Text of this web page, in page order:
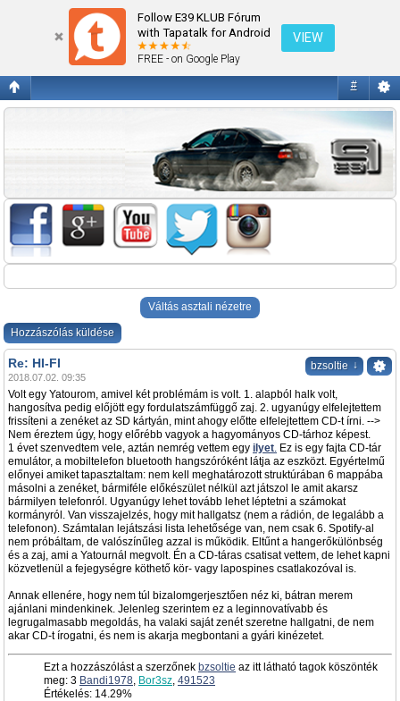
Follow E39 KLUB Fórum
with Tapatalk for Android
FREE - on Google Play
VIEW
#
Váltás asztali nézetre
Hozzászólás küldése
bzsoltie ↓
Re: HI-FI
2018.07.02. 09:35
Volt egy Yatourom, amivel két problémám is volt. 1. alapból halk volt,
hangosítva pedig előjött egy fordulatszámfüggő zaj. 2. ugyanúgy elfelejtettem
frissíteni a zenéket az SD kártyán, mint ahogy előtte elfelejtettem CD-t írni. -->
Nem éreztem úgy, hogy előrébb vagyok a hagyományos CD-tárhoz képest.
1 évet szenvedtem vele, aztán nemrég vettem egy ilyet. Ez is egy fajta CD-tár
emulátor, a mobiltelefon bluetooth hangszóróként látja az eszközt. Egyértelmű
előnyei amiket tapasztaltam: nem kell meghatározott struktúrában 6 mappába
másolni a zenéket, bármiféle előkészület nélkül azt játszol le amit akarsz
bármilyen telefonról. Ugyanúgy lehet tovább lehet léptetni a számokat
kormányról. Van visszajelzés, hogy mit hallgatsz (nem a rádión, de legalább a
telefonon). Számtalan lejátszási lista lehetősége van, nem csak 6. Spotify-al
nem próbáltam, de valószínűleg azzal is működik. Eltűnt a hangerőkülönbség
és a zaj, ami a Yatournál megvolt. Én a CD-táras csatisat vettem, de lehet kapni
közvetlenül a fejegységre köthető kör- vagy lapospines csatlakozóval is.
Annak ellenére, hogy nem túl bizalomgerjesztően néz ki, bátran merem
ajánlani mindenkinek. Jelenleg szerintem ez a leginnovatívabb és
legrugalmasabb megoldás, ha valaki saját zenét szeretne hallgatni, de nem
akar CD-t írogatni, és nem is akarja megbontani a gyári kinézetet.
Ezt a hozzászólást a szerzőnek bzsoltie az itt látható tagok köszönték
meg: 3 Bandi1978, Bor3sz, 491523
Értékelés: 14.29%